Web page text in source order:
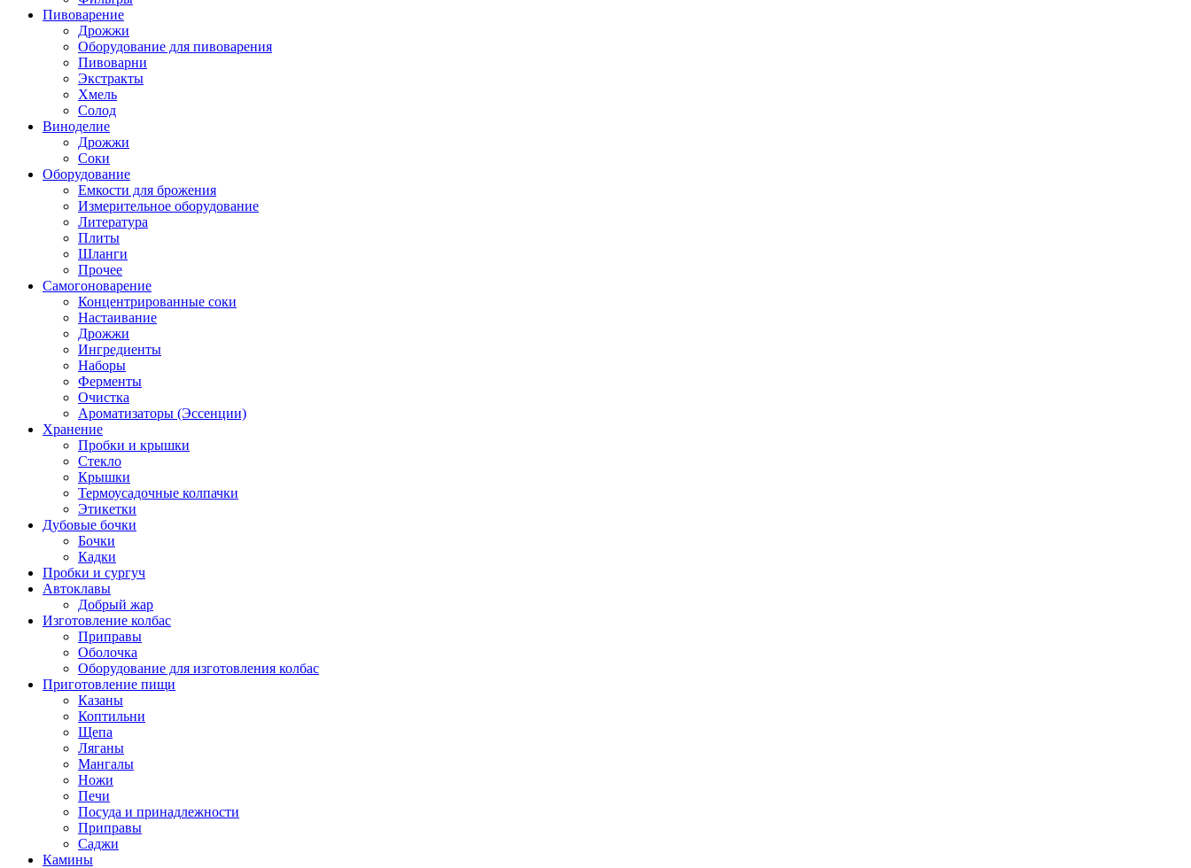
Пивоварение
Дрожжи
Оборудование для пивоварения
Пивоварни
Экстракты
Хмель
Солод
Виноделие
Дрожжи
Соки
Оборудование
Емкости для брожения
Измерительное оборудование
Литература
Плиты
Шланги
Прочее
Самогоноварение
Концентрированные соки
Настаивание
Дрожжи
Ингредиенты
Наборы
Ферменты
Очистка
Ароматизаторы (Эссенции)
Хранение
Пробки и крышки
Стекло
Крышки
Термоусадочные колпачки
Этикетки
Дубовые бочки
Бочки
Кадки
Пробки и сургуч
Автоклавы
Добрый жар
Изготовление колбас
Приправы
Оболочка
Оборудование для изготовления колбас
Приготовление пищи
Казаны
Коптильни
Щепа
Ляганы
Мангалы
Ножи
Печи
Посуда и принадлежности
Приправы
Саджи
Камины